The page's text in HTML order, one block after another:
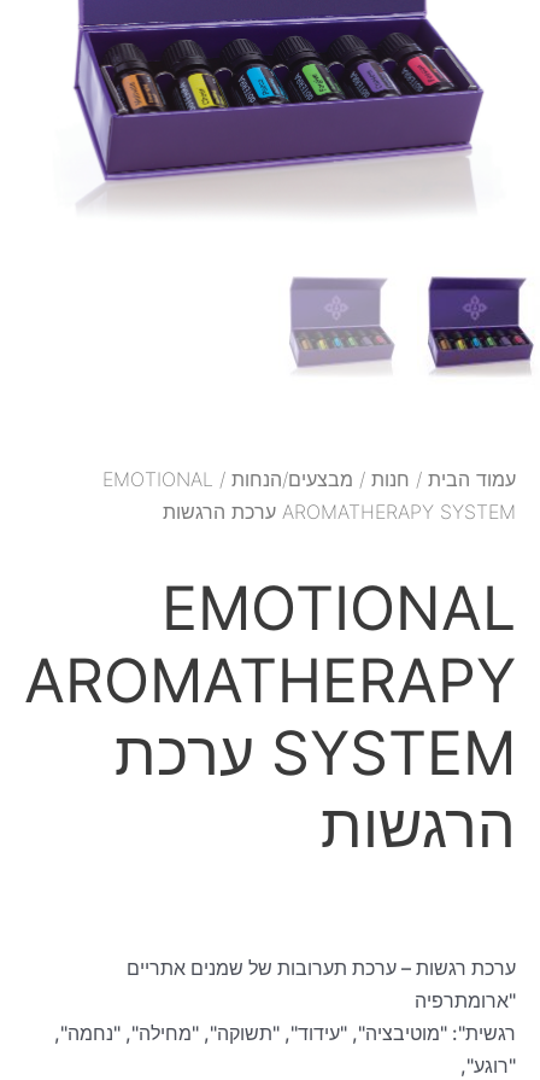
עמוד הבית / חנות / מבצעים/הנחות
/ EMOTIONAL
AROMATHERAPY SYSTEM ערכת הרגשות
EMOTIONAL
AROMATHERAPY
SYSTEM ערכת
הרגשות
ערכת רגשות – ערכת תערובות של שמנים אתריים
"ארומתרפיה
רגשית": "מוטיבציה", "עידוד", "תשוקה", "מחילה", "נחמה",
"רוגע",